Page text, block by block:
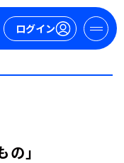
ログイン
」